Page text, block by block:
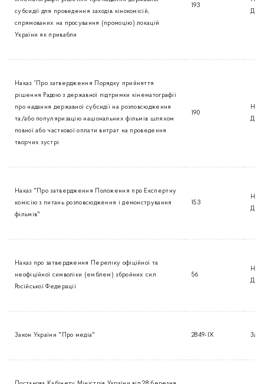
субсидії для проведення заходів кінокомісій,
спрямованих на просування (промоцію) локацій
України як привабли
193
Наказ “Про затвердження Порядку прийняття
рішення Радою з державної підтримки кінематографії
про надання державної субсидії на розповсюдження
та/або популяризацію національних фільмів шляхом
повної або часткової оплати витрат на проведення
творчих зустрі
190
Наказ "Про затвердження Положення про Експертну
комісію з питань розповсюдження і демонстрування
фільмів"
153
Наказ про затвердження Переліку офіційної та
неофіційної символіки (емблем) збройних сил
Російської Федерації
56
Закон України "Про медіа" 2849-IX